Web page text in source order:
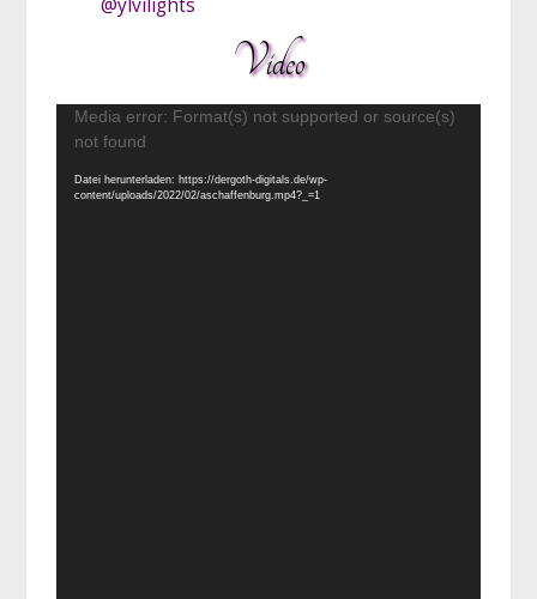
@ylvilights
Video
Video-
Player
Media error: Format(s) not supported or source(s)
not found
Datei herunterladen: https://dergoth-digitals.de/wp-
content/uploads/2022/02/aschaffenburg.mp4?_=1